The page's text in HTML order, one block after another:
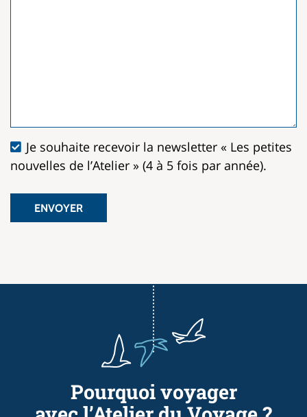
Je souhaite recevoir la newsletter « Les petites
nouvelles de l’Atelier » (4 à 5 fois par année).
ENVOYER
Pourquoi voyager